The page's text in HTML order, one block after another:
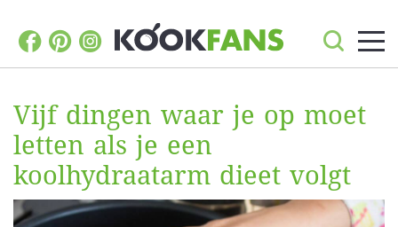
Vijf dingen waar je op moet
letten als je een
koolhydraatarm dieet volgt